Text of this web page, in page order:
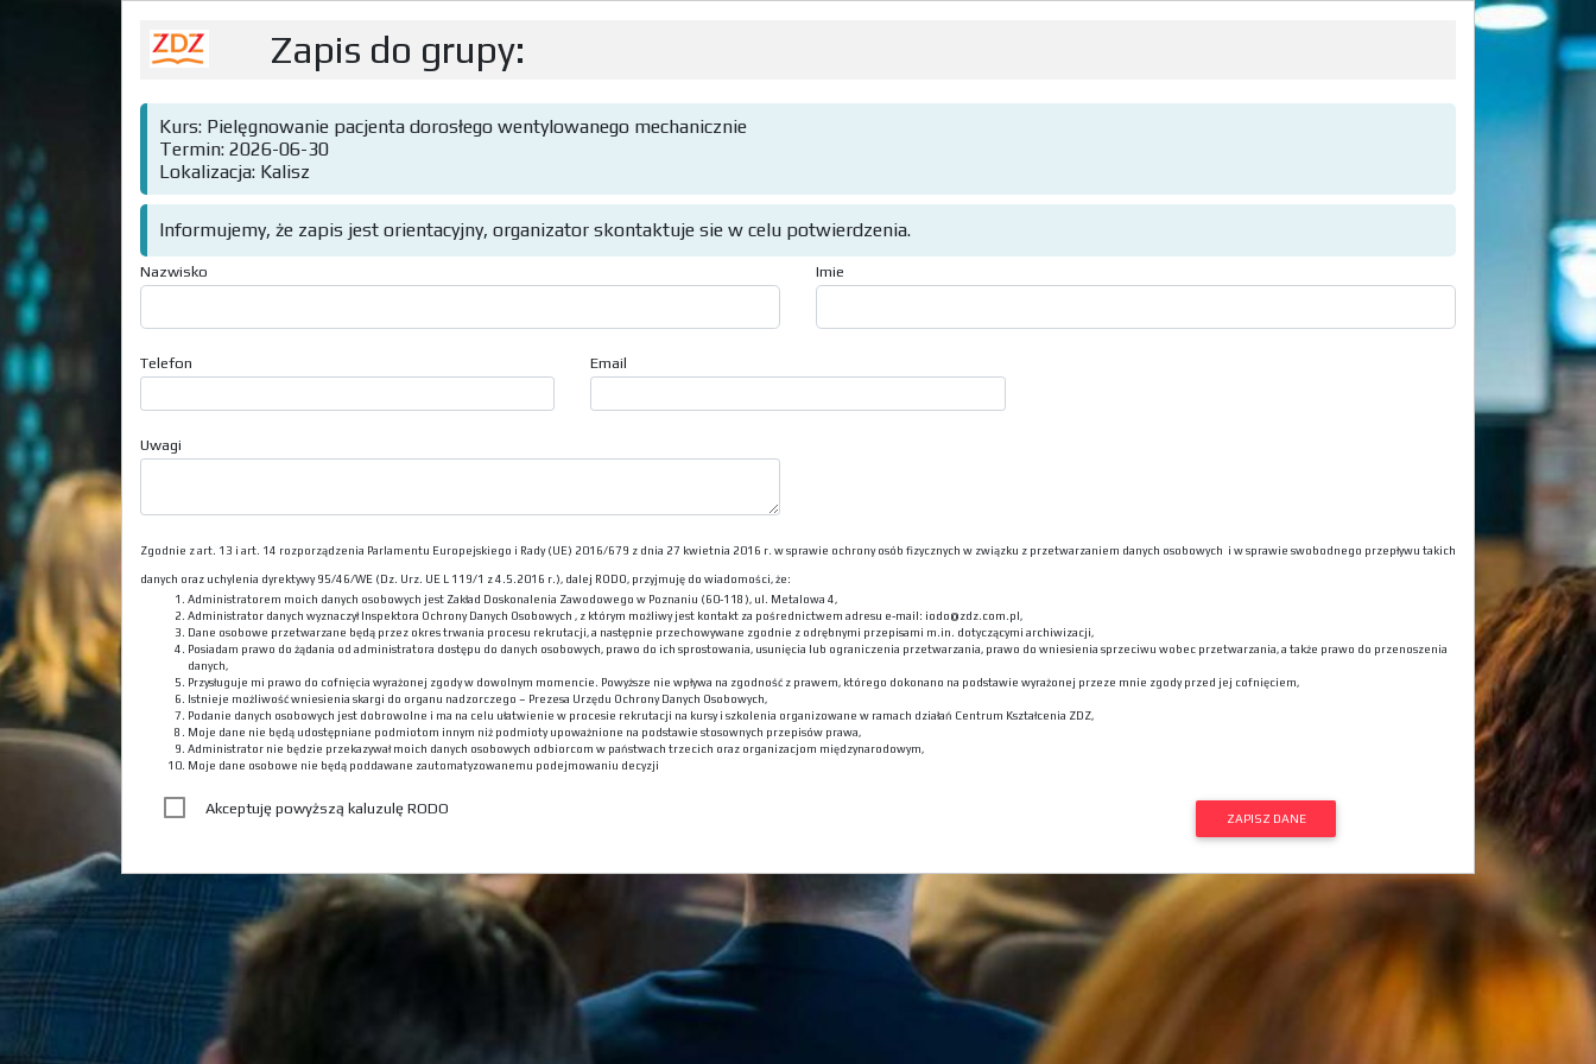
Zapis do grupy:
Kurs: Pielęgnowanie pacjenta dorosłego wentylowanego mechanicznie
Termin: 2026-06-30
Lokalizacja: Kalisz
Informujemy, że zapis jest orientacyjny, organizator skontaktuje sie w celu potwierdzenia.
Nazwisko Imie
Telefon Email
Uwagi
Zgodnie z art. 13 i art. 14 rozporządzenia Parlamentu Europejskiego i Rady (UE) 2016/679 z dnia 27 kwietnia 2016 r. w sprawie ochrony osób fizycznych w związku z przetwarzaniem danych osobowych i w sprawie swobodnego przepływu takich
danych oraz uchylenia dyrektywy 95/46/WE (Dz. Urz. UE L 119/1 z 4.5.2016 r.), dalej RODO, przyjmuję do wiadomości, że:
Administratorem moich danych osobowych jest Zakład Doskonalenia Zawodowego w Poznaniu (60-118), ul. Metalowa 4,
Administrator danych wyznaczył Inspektora Ochrony Danych Osobowych , z którym możliwy jest kontakt za pośrednictwem adresu e-mail: iodo@zdz.com.pl,
Dane osobowe przetwarzane będą przez okres trwania procesu rekrutacji, a następnie przechowywane zgodnie z odrębnymi przepisami m.in. dotyczącymi archiwizacji,
Posiadam prawo do żądania od administratora dostępu do danych osobowych, prawo do ich sprostowania, usunięcia lub ograniczenia przetwarzania, prawo do wniesienia sprzeciwu wobec przetwarzania, a także prawo do przenoszenia
danych,
Przysługuje mi prawo do cofnięcia wyrażonej zgody w dowolnym momencie. Powyższe nie wpływa na zgodność z prawem, którego dokonano na podstawie wyrażonej przeze mnie zgody przed jej cofnięciem,
Istnieje możliwość wniesienia skargi do organu nadzorczego – Prezesa Urzędu Ochrony Danych Osobowych,
Podanie danych osobowych jest dobrowolne i ma na celu ułatwienie w procesie rekrutacji na kursy i szkolenia organizowane w ramach działań Centrum Kształcenia ZDZ,
Moje dane nie będą udostępniane podmiotom innym niż podmioty upoważnione na podstawie stosownych przepisów prawa,
Administrator nie będzie przekazywał moich danych osobowych odbiorcom w państwach trzecich oraz organizacjom międzynarodowym,
Moje dane osobowe nie będą poddawane zautomatyzowanemu podejmowaniu decyzji
Akceptuję powyższą kaluzulę RODO
ZAPISZ DANE